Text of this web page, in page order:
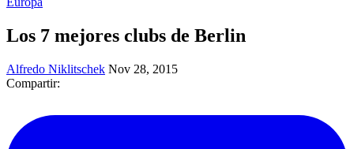
Los 7 mejores clubs de Berlin
Alfredo Niklitschek Nov 28, 2015
Compartir: